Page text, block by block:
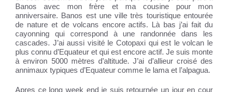
Banos avec mon frère et ma cousine pour mon
anniversaire. Banos est une ville très touristique entourée
de nature et de volcans encore actifs. Là bas j’ai fait du
cayonning qui correspond à une randonnée dans les
cascades. J’ai aussi visité le Cotopaxi qui est le volcan le
plus connu d’Equateur et qui est encore actif. Je suis monte
à environ 5000 mètres d’altitude. J’ai d’allieur croisé des
annimaux typiques d’Equateur comme le lama et l’alpagua.
Apres ce long week end je suis retournée un jour en cour